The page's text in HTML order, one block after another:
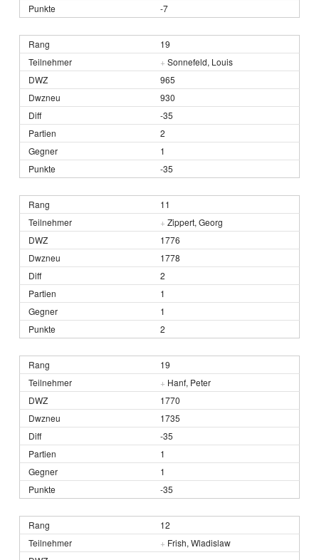
-7
19
+ Sonnefeld, Louis
965
930
-35
2
1
-35
11
+ Zippert, Georg
1776
1778
2
1
1
2
19
+ Hanf, Peter
1770
1735
-35
1
1
-35
12
+ Frish, Wladislaw